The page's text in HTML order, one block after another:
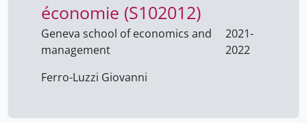
économie (S102012)
Geneva school of economics and
management
2021-
2022
Ferro-Luzzi Giovanni